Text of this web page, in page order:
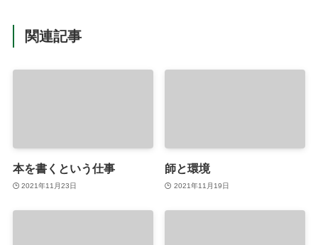
関連記事
本を書くという仕事
2021年11月23日
師と環境
2021年11月19日